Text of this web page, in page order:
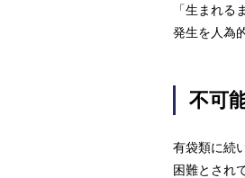
「生まれ
発生を人為
不可
有袋類に続
困難とされ